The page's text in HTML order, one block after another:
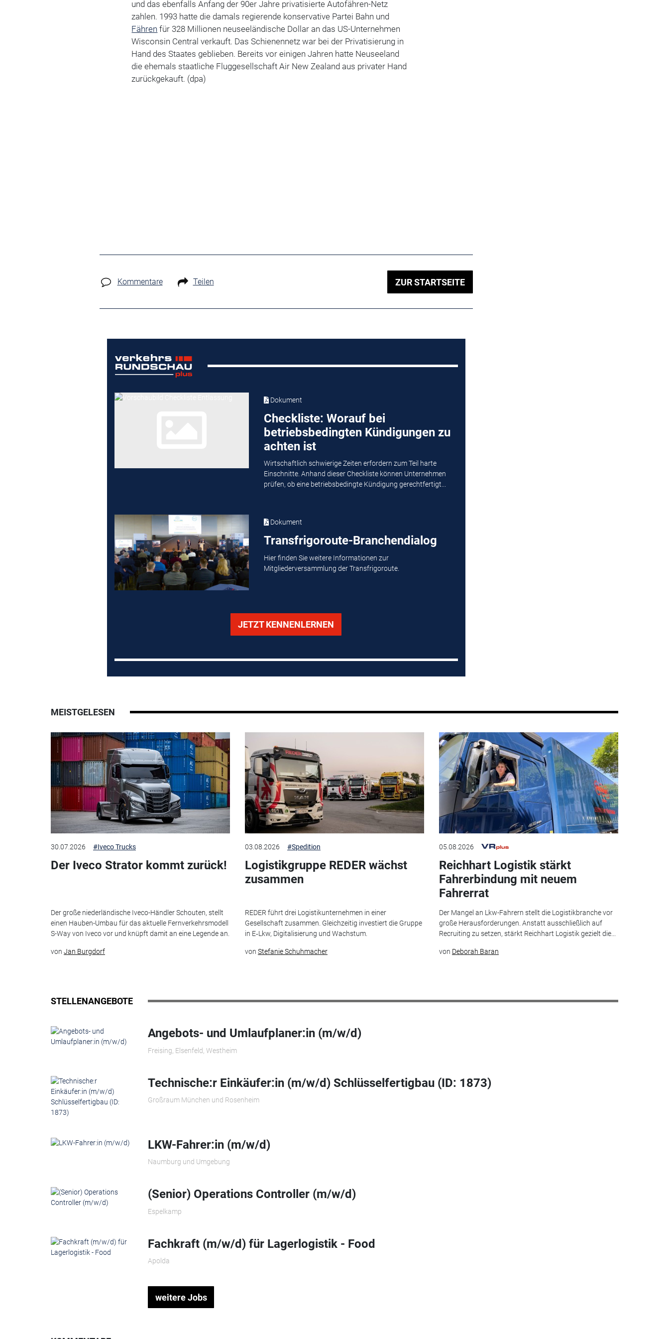
und das ebenfalls Anfang der 90er Jahre privatisierte Autofähren-Netz
zahlen. 1993 hatte die damals regierende konservative Partei Bahn und
Fähren für 328 Millionen neuseeländische Dollar an das US-Unternehmen
Wisconsin Central verkauft. Das Schienennetz war bei der Privatisierung in
Hand des Staates geblieben. Bereits vor einigen Jahren hatte Neuseeland
die ehemals staatliche Fluggesellschaft Air New Zealand aus privater Hand
zurückgekauft. (dpa)
Kommentare Teilen ZUR STARTSEITE
Dokument
Checkliste: Worauf bei
betriebsbedingten Kündigungen zu
achten ist
Wirtschaftlich schwierige Zeiten erfordern zum Teil harte
Einschnitte. Anhand dieser Checkliste können Unternehmen
prüfen, ob eine betriebsbedingte Kündigung gerechtfertigt...
Dokument
Transfrigoroute-Branchendialog
Hier finden Sie weitere Informationen zur
Mitgliederversammlung der Transfrigoroute.
JETZT KENNENLERNEN
MEISTGELESEN
30.07.2026 #Iveco Trucks
Der Iveco Strator kommt zurück!
Der große niederländische Iveco-Händler Schouten, stellt
einen Hauben-Umbau für das aktuelle Fernverkehrsmodell
S-Way von Iveco vor und knüpft damit an eine Legende an.
von Jan Burgdorf
03.08.2026 #Spedition
Logistikgruppe REDER wächst
zusammen
REDER führt drei Logistikunternehmen in einer
Gesellschaft zusammen. Gleichzeitig investiert die Gruppe
in E‑Lkw, Digitalisierung und Wachstum.
von Stefanie Schuhmacher
05.08.2026
Reichhart Logistik stärkt
Fahrerbindung mit neuem
Fahrerrat
Der Mangel an Lkw-Fahrern stellt die Logistikbranche vor
große Herausforderungen. Anstatt ausschließlich auf
Recruiting zu setzen, stärkt Reichhart Logistik gezielt die...
von Deborah Baran
STELLENANGEBOTE
Angebots- und Umlaufplaner:in (m/w/d)
Freising, Elsenfeld, Westheim
Technische:r Einkäufer:in (m/w/d) Schlüsselfertigbau (ID: 1873)
Großraum München und Rosenheim
LKW-Fahrer:in (m/w/d)
Naumburg und Umgebung
(Senior) Operations Controller (m/w/d)
Espelkamp
Fachkraft (m/w/d) für Lagerlogistik - Food
Apolda
weitere Jobs